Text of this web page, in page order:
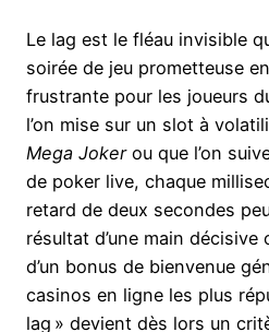
Le lag est le fléau invisible
soirée de jeu prometteuse
frustrante pour les joueurs
l’on mise sur un slot à
Mega Jokerou que l’on
de poker live, chaque
retard de deux secondes
résultat d’une main décisive
d’un bonus de bienvenue
casinos en ligne les plus
lag » devient dès lors un